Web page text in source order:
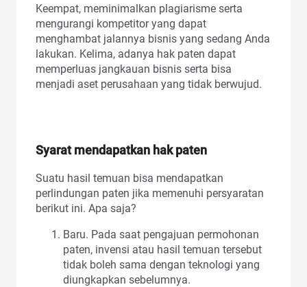
Keempat, meminimalkan plagiarisme serta
mengurangi kompetitor yang dapat
menghambat jalannya bisnis yang sedang Anda
lakukan. Kelima, adanya hak paten dapat
memperluas jangkauan bisnis serta bisa
menjadi aset perusahaan yang tidak berwujud.
Syarat mendapatkan hak paten
Suatu hasil temuan bisa mendapatkan
perlindungan paten jika memenuhi persyaratan
berikut ini. Apa saja?
Baru. Pada saat pengajuan permohonan
paten, invensi atau hasil temuan tersebut
tidak boleh sama dengan teknologi yang
diungkapkan sebelumnya.